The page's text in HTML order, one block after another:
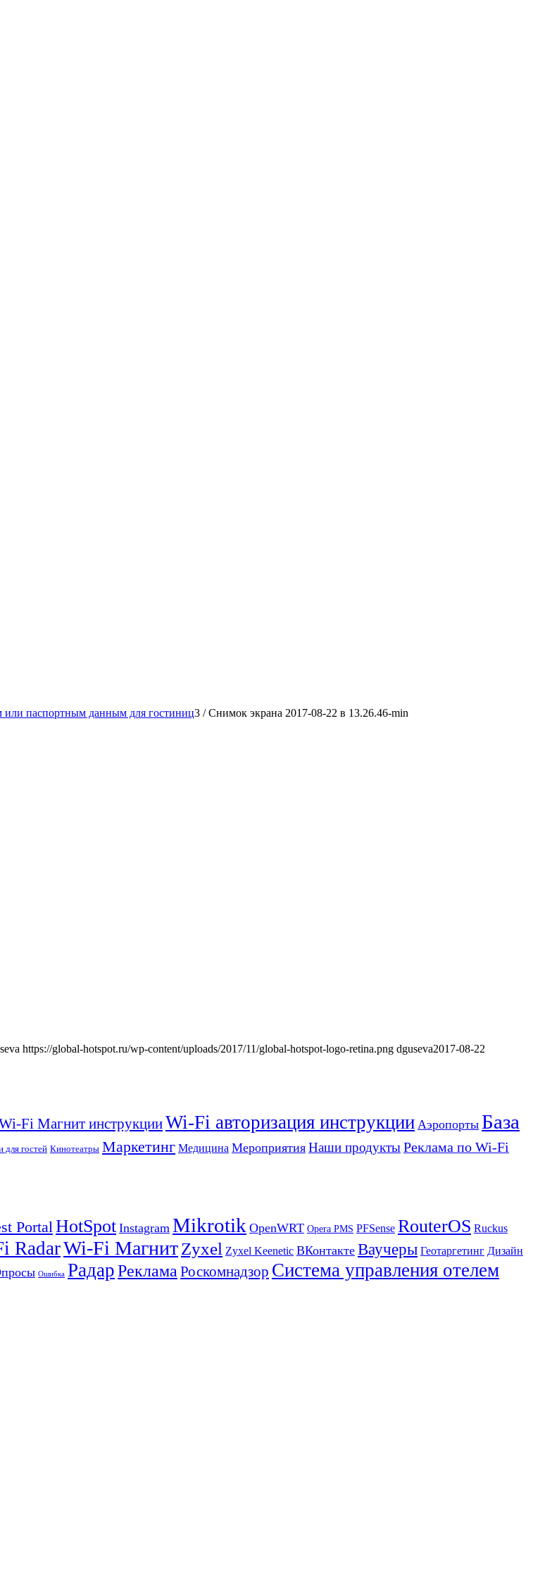
или паспортным данным для гостиниц3 / Снимок экрана 2017-08-22 в 13.26.46-min
https://global-hotspot.ru/wp-content/uploads/2017/11/global-hotspot-logo-retina.png dguseva2017-08-22
Fi Магнит инструкцииWi-Fi авторизация инструкции Аэропорты База
для гостей Кинотеатры Маркетинг Медицина Мероприятия Наши продуктыРеклама по Wi-Fi
PortalHotSpot Instagram Mikrotik OpenWRT Opera PMS PFSense RouterOS Ruckus
RadarWi-Fi МагнитZyxel Zyxel Keenetic ВКонтакте Ваучеры Геотаргетинг Дизайн
Ошибка РадарРеклама Роскомнадзор Система управления отелем